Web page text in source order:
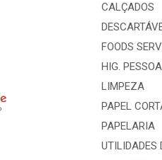
CALÇADOS
FOODS
HIG.
LIMPEZA
PAPEL
PAPELARIA
UTILIDADES